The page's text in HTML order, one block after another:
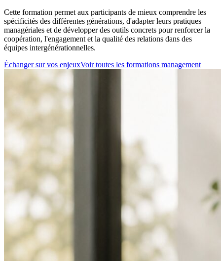
Cette formation permet aux participants de mieux comprendre les
spécificités des différentes générations, d'adapter leurs pratiques
managériales et de développer des outils concrets pour renforcer la
coopération, l'engagement et la qualité des relations dans des
équipes intergénérationnelles.
Échanger sur vos enjeuxVoir toutes les formations management